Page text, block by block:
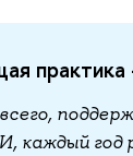
каждый